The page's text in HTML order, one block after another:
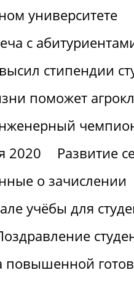
университете
с
стипендии
поможет
2020
Развитие
о зачислении
учёбы для